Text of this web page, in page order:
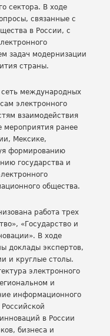
сектора. В ходе
связанные с
в России, с
задач модернизации
страны.
сеть международных
электронного
взаимодействия
мероприятия ранее
Мексике,
формированию
государства и
общества.
работа трех
«Государство и
В ходе
доклады экспертов,
и круглые столы.
электронного
и
информационного
в России
бизнеса и